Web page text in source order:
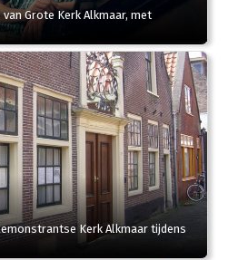
Grote Kerk Alkmaar, met
Kerk Alkmaar tijdens